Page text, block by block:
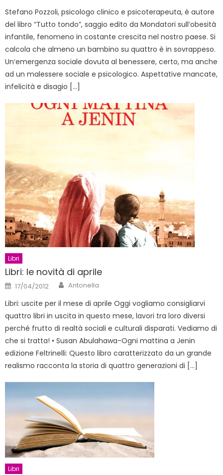
Stefano Pozzoli, psicologo clinico e psicoterapeuta, è autore
del libro “Tutto tondo”, saggio edito da Mondatori sull’obesità
infantile, fenomeno in costante crescita nel nostro paese. Si
calcola che almeno un bambino su quattro è in sovrappeso.
Un’emergenza sociale dovuta al benessere, certo, ma anche
ad un malessere sociale e psicologico. Aspettative mancate,
infelicità e disagio […]
Libri
Libri: le novità di aprile
Posted
on
17/04/2012 Author
Antonella
Libri: uscite per il mese di aprile Oggi vogliamo consigliarvi
quattro libri in uscita in questo mese, lavori tra loro diversi
perché frutto di realtà sociali e culturali disparati. Vediamo di
che si tratta! • Susan Abulahawa-Ogni mattina a Jenin
edizione Feltrinelli: Questo libro caratterizzato da un grande
realismo racconta la storia di quattro generazioni di […]
Libri